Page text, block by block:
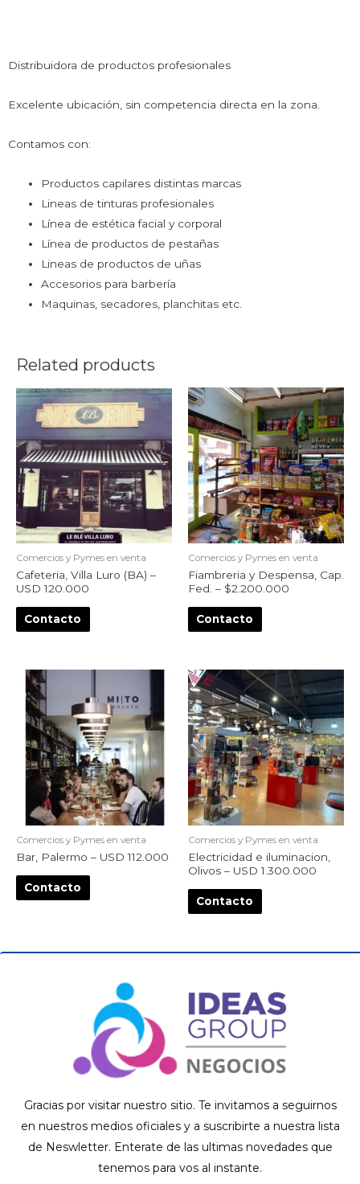
Distribuidora de productos profesionales
Excelente ubicación, sin competencia directa en la zona.
Contamos con:
Productos capilares distintas marcas
Lineas de tinturas profesionales
Línea de estética facial y corporal
Línea de productos de pestañas
Lineas de productos de uñas
Accesorios para barbería
Maquinas, secadores, planchitas etc.
Related products
Comercios y Pymes en venta
Cafeteria, Villa Luro (BA) –
USD 120.000
Contacto
Comercios y Pymes en venta
Fiambreria y Despensa, Cap.
Fed. – $2.200.000
Contacto
Comercios y Pymes en venta
Bar, Palermo – USD 112.000
Contacto
Comercios y Pymes en venta
Electricidad e iluminacion,
Olivos – USD 1.300.000
Contacto
Gracias por visitar nuestro sitio. Te invitamos a seguirnos
en nuestros medios oficiales y a suscribirte a nuestra lista
de Neswletter. Enterate de las ultimas novedades que
tenemos para vos al instante.